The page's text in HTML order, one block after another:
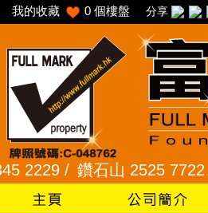
我的收藏 0 個樓盤 分享
/鑽石山 2525 7722 /發